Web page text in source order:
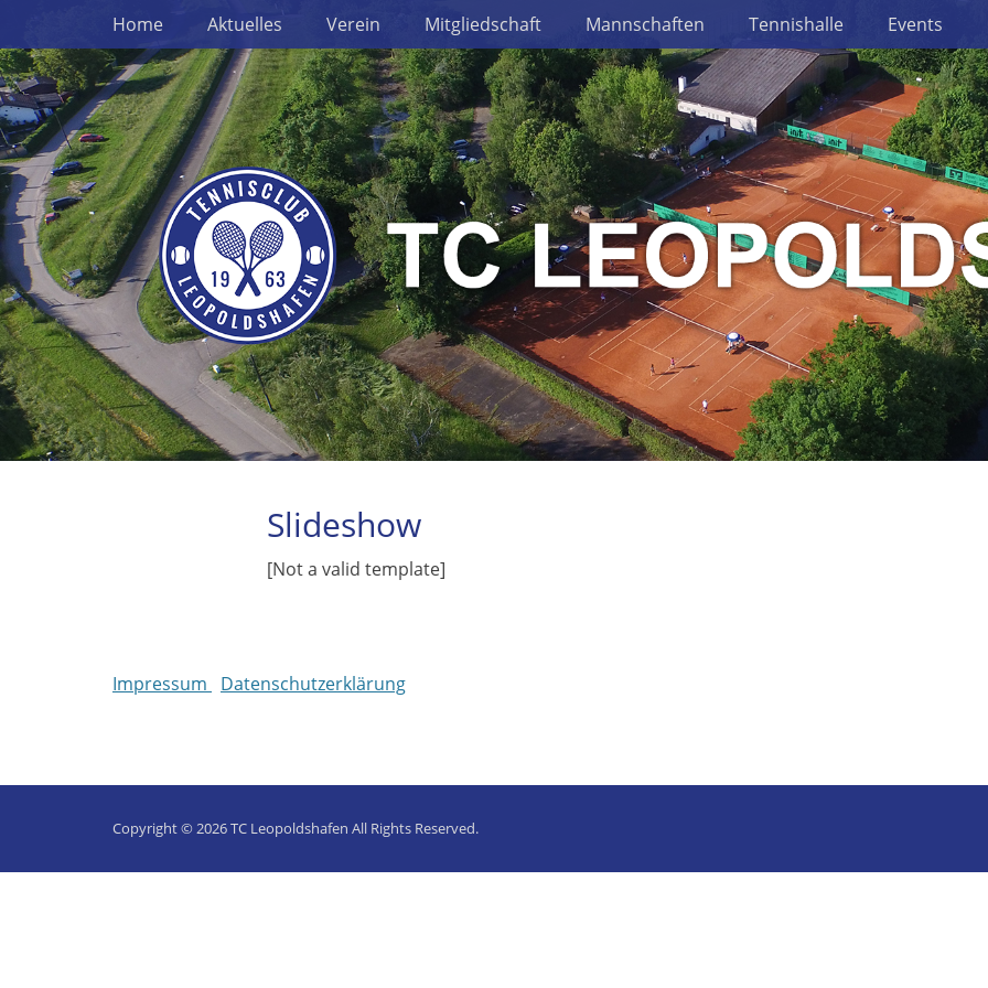
Zum
Inhalt:
Erstes Menü
Home Aktuelles Verein Mitgliedschaft Mannschaften Tennishalle Events
Slideshow
[Not a valid template]
Impressum Datenschutzerklärung
Copyright © 2026TC Leopoldshafen All Rights Reserved.